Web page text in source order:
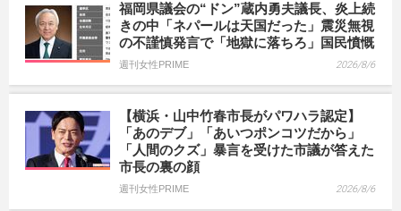
福岡県議会の“ドン”蔵内勇夫議長、炎上続
きの中「ネパールは天国だった」震災無視
の不謹慎発言で「地獄に落ちろ」国民憤慨
週刊女性PRIME 2026/8/6
【横浜・山中竹春市長がパワハラ認定】
「あのデブ」「あいつポンコツだから」
「人間のクズ」暴言を受けた市議が答えた
市長の裏の顔
週刊女性PRIME 2026/8/6